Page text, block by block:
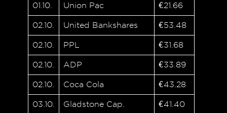
01.10. Union Pac €21.66
02.10. United Bankshares €53.48
02.10. PPL €31.68
02.10. ADP €33.89
02.10. Coca Cola €43.28
03.10. Gladstone Cap. €41.40